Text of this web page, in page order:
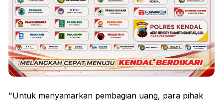
"Untuk menyamarkan pembagian uang, para pihak